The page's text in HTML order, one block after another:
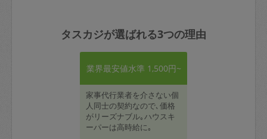
タスカジが選ばれる3つの理由
業界最安値水準 1,500円~
家事代行業者を介さない個
人同士の契約なので､価格
がリーズナブル｡ハウスキ
ーパーは高時給に｡